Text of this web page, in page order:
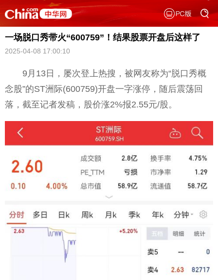
一场脱口秀带火“600759”！结果股票开盘后这样了
2025-04-08 17:00:10
9月13日，屡次登上热搜，被网友称为“脱口秀概
念股”的ST洲际(600759)开盘一字涨停，随后震荡回
落，截至记者发稿，股价涨2%报2.55元/股。